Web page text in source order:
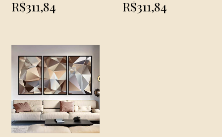
R$311,84 R$311,84